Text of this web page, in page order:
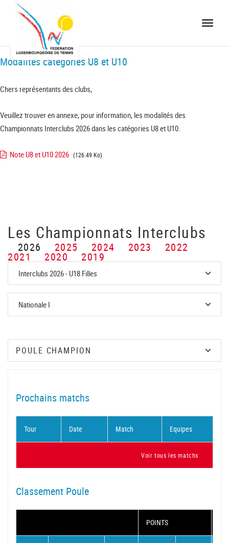
Toggle
Modalités catégories U8 et U10
Chers représentants des clubs,
Veuillez trouver en annexe, pour information, les modalités des
Championnats Interclubs 2026 dans les catégories U8 et U10.
Note U8 et U10 2026 (126.49 Ko)
Les Championnats Interclubs
2026 2025 2024 2023 2022
2021 2020 2019
Prochains matchs
Tour Date Match Equipes
Voir tous les matchs
Classement Poule
POINTS